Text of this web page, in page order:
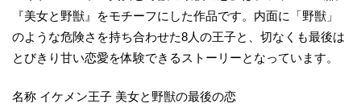
『美女と野獣』をモチーフにした作品です。内面に「野獣」
のような危険さを持ち合わせた8人の王子と、切なくも最後は
とびきり甘い恋愛を体験できるストーリーとなっています。
名称 イケメン王子 美女と野獣の最後の恋